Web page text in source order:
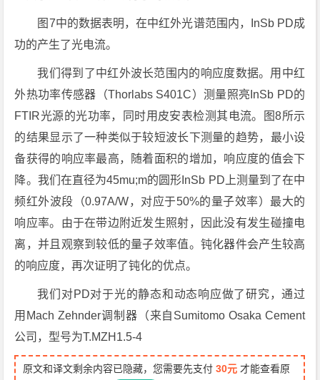
图7中的数据表明，在中红外光谱范围内，InSb PD成
功的产生了光电流。
我们得到了中红外波长范围内的响应度数据。用中红
外热功率传感器（Thorlabs S401C）测量照亮InSb PD的
FTIR光源的光功率，同时用皮安表检测其电流。图8所示
的结果显示了一种类似于较短波长下测量的趋势，最小设
备获得的响应率最高，随着面积的增加，响应度的值会下
降。我们在直径为45mu;m的圆形InSb PD上测量到了在中
频红外波段（0.97A/W，对应于50%的量子效率）最大的
响应率。由于在带边附近发生照射，因此没有发生碰撞电
离，并且观察到较低的量子效率值。钝化器件会产生较高
的响应度，再次证明了钝化的优点。
我们对PD对于光的静态和动态响应做了研究，通过
用Mach Zehnder调制器（来自Sumitomo Osaka Cement
公司，型号为T.MZH1.5-4
原文和译文剩余内容已隐藏，您需要先支付30元 才能查看原